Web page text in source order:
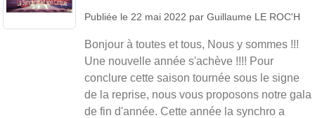
Publiée le 22 mai 2022 par Guillaume LE ROC'H
Bonjour à toutes et tous, Nous y sommes !!!
Une nouvelle année s'achève !!!! Pour
conclure cette saison tournée sous le signe
de la reprise, nous vous proposons notre gala
de fin d'année. Cette année la synchro a